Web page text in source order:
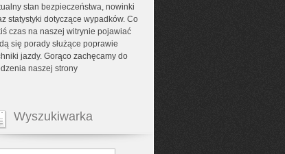
stan bezpieczeństwa, nowinki
statystyki dotyczące wypadków. Co
czas na naszej witrynie pojawiać
się porady służące poprawie
jazdy. Gorąco zachęcamy do
naszej strony
Wyszukiwarka